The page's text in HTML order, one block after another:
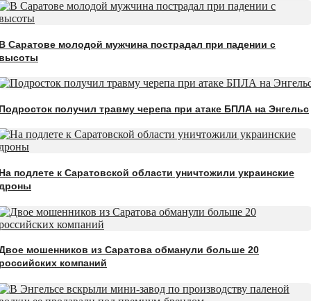
Саратове молодой мужчина пострадал при падении с
получил травму черепа при атаке БПЛА на Энгельс
подлете к Саратовской области уничтожили украинские
мошенников из Саратова обманули больше 20
компаний